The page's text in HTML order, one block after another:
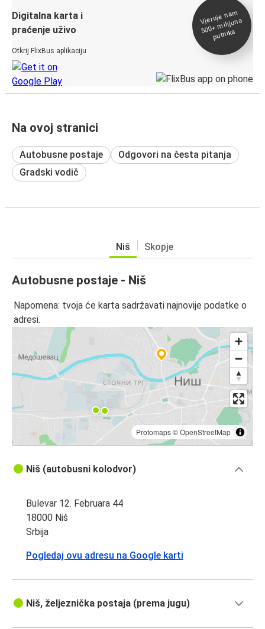
Digitalna karta i
praćenje uživo
Otkrij FlixBus aplikaciju
Vjeruje na
m
500+
milijuna
putnika
Na ovoj stranici
Autobusne postaje
Odgovori na česta pitanja
Gradski vodič
Niš Skopje
Autobusne postaje - Niš
Napomena: tvoja će karta sadržavati najnovije podatke o
adresi.
Protomaps©OpenStreetMap
Niš (autobusni kolodvor)
Bulevar 12. Februara 44
18000 Niš
Srbija
Pogledaj ovu adresu na Google karti
Niš, željeznička postaja (prema jugu)